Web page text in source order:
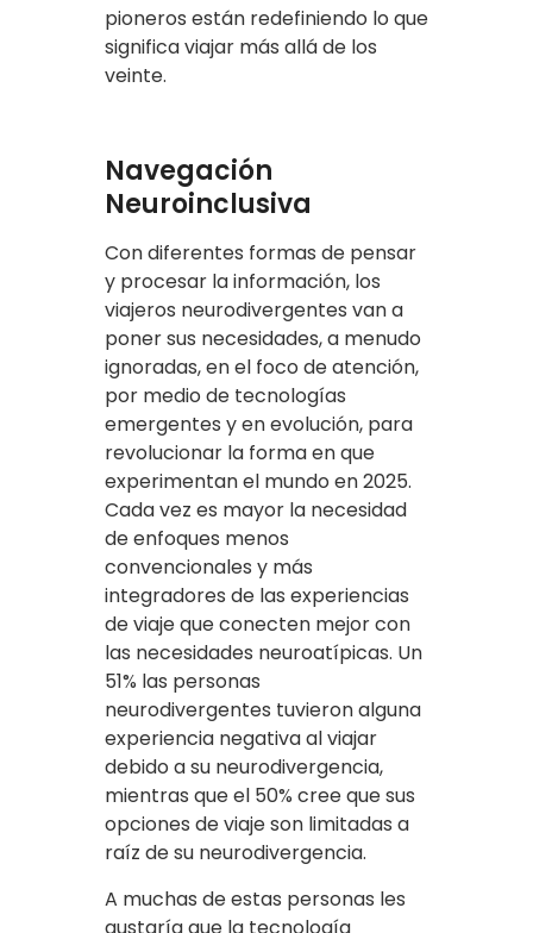
pioneros están redefiniendo lo que
significa viajar más allá de los
veinte.
Navegación
Neuroinclusiva
Con diferentes formas de pensar
y procesar la información, los
viajeros neurodivergentes van a
poner sus necesidades, a menudo
ignoradas, en el foco de atención,
por medio de tecnologías
emergentes y en evolución, para
revolucionar la forma en que
experimentan el mundo en 2025.
Cada vez es mayor la necesidad
de enfoques menos
convencionales y más
integradores de las experiencias
de viaje que conecten mejor con
las necesidades neuroatípicas. Un
51% las personas
neurodivergentes tuvieron alguna
experiencia negativa al viajar
debido a su neurodivergencia,
mientras que el 50% cree que sus
opciones de viaje son limitadas a
raíz de su neurodivergencia.
A muchas de estas personas les